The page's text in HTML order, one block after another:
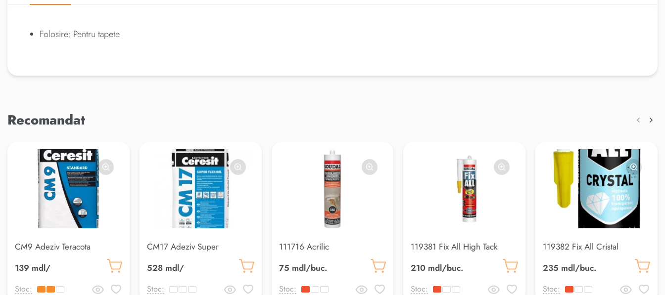
Folosire: Pentru tapete
Recomandat
CM9 Adeziv Teracota
139 mdl/
Stoc:
CM17 Adeziv Super
Flexsibil(25kg)Ceresit-Matcon
528 mdl/
Stoc:
111716 Acrilic
75 mdl/buc.
Stoc:
119381 Fix All High Tack
210 mdl/buc.
Stoc:
119382 Fix All Cristal
235 mdl/buc.
Stoc: